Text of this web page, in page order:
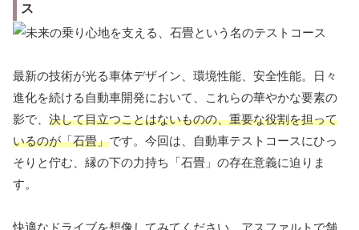
ス
最新の技術が光る車体デザイン、環境性能、安全性能。日々
進化を続ける自動車開発において、これらの華やかな要素の
影で、 決して目立つことはないものの、重要な役割を担って
いるのが「石畳」です。今回は、自動車テストコースにひっ
そりと佇む、縁の下の力持ち「石畳」の存在意義に迫りま
す。